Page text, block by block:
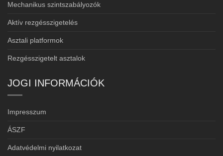
Mechanikus szintszabályozók
Aktív rezgésszigetelés
Asztali platformok
Rezgésszigetelt asztalok
JOGI INFORMÁCIÓK
Impresszum
ÁSZF
Adatvédelmi nyilatkozat